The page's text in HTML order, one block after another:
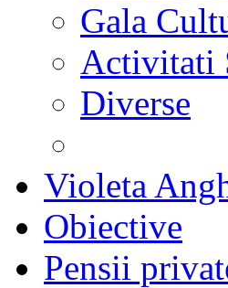
Gala
Activitati
Diverse
Violeta
Obiective
Pensii